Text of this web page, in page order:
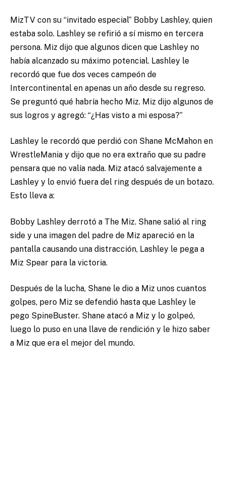
MizTV con su “invitado especial” Bobby Lashley, quien
estaba solo. Lashley se refirió a sí mismo en tercera
persona. Miz dijo que algunos dicen que Lashley no
había alcanzado su máximo potencial. Lashley le
recordó que fue dos veces campeón de
Intercontinental en apenas un año desde su regreso.
Se preguntó qué habría hecho Miz. Miz dijo algunos de
sus logros y agregó: “¿Has visto a mi esposa?”
Lashley le recordó que perdió con Shane McMahon en
WrestleMania y dijo que no era extraño que su padre
pensara que no valía nada. Miz atacó salvajemente a
Lashley y lo envió fuera del ring después de un botazo.
Esto lleva a:
Bobby Lashley derrotó a The Miz. Shane salió al ring
side y una imagen del padre de Miz apareció en la
pantalla causando una distracción, Lashley le pega a
Miz Spear para la victoria.
Después de la lucha, Shane le dio a Miz unos cuantos
golpes, pero Miz se defendió hasta que Lashley le
pego SpineBuster. Shane atacó a Miz y lo golpeó,
luego lo puso en una llave de rendición y le hizo saber
a Miz que era el mejor del mundo.